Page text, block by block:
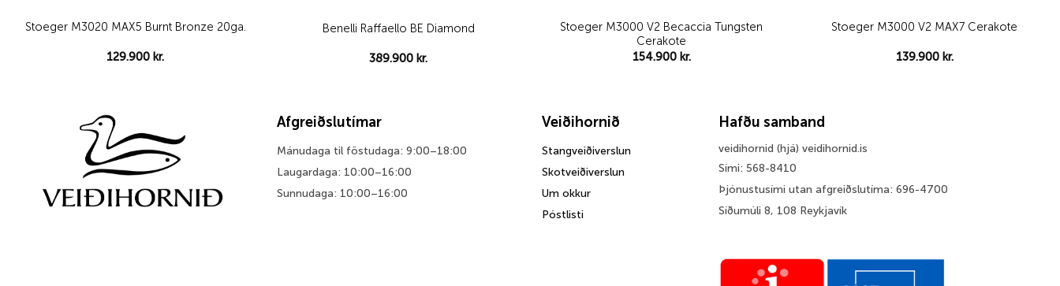
Stoeger M3020 MAX5 Burnt Bronze 20ga.
129.900 kr.
Benelli Raffaello BE Diamond
389.900kr.
Stoeger M3000 V2 Becaccia Tungsten
Cerakote
154.900 kr.
Stoeger M3000 V2 MAX7 Cerakote
139.900 kr.
Afgreiðslutímar
Mánudaga til föstudaga: 9:00–18:00
Laugardaga: 10:00–16:00
Sunnudaga: 10:00–16:00
Veiðihornið
Stangveiðiverslun
Skotveiðiverslun
Um okkur
Póstlisti
Hafðu samband
veidihornid (hjá) veidihornid.is
Sími: 568-8410
Þjónustusími utan afgreiðslutíma: 696-4700
Síðumúli 8, 108 Reykjavík